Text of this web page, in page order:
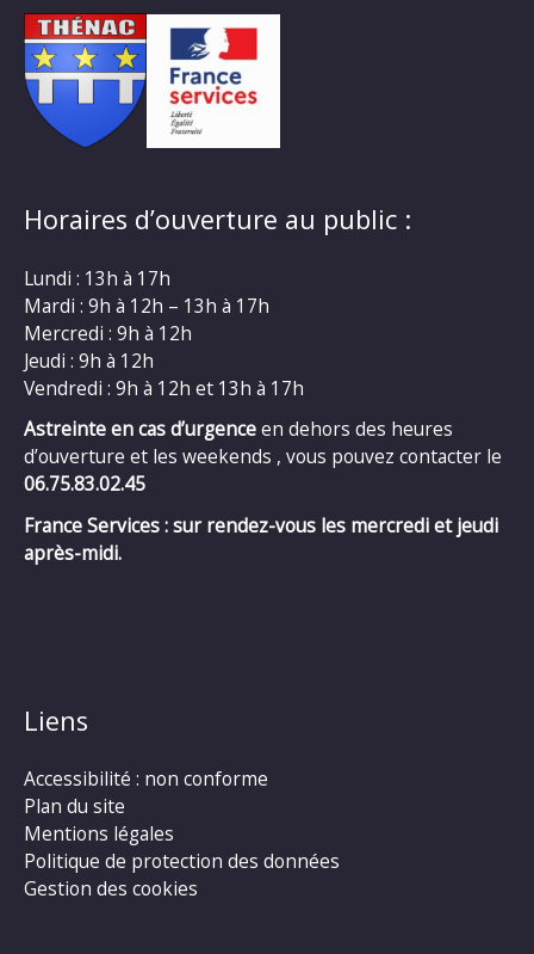
Horaires d’ouverture au public :
Lundi : 13h à 17h
Mardi : 9h à 12h – 13h à 17h
Mercredi : 9h à 12h
Jeudi : 9h à 12h
Vendredi : 9h à 12h et 13h à 17h
Astreinte en cas d’urgenceen dehors des heures
d’ouverture et les weekends , vous pouvez contacter le
06.75.83.02.45
France Services : sur rendez-vous les mercredi et jeudi
après-midi.
Liens
Accessibilité : non conforme
Plan du site
Mentions légales
Politique de protection des données
Gestion des cookies